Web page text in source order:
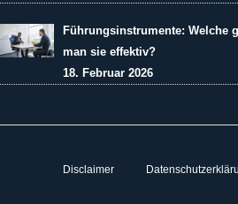
Führungsinstrumente: Welche
man sie effektiv?
18. Februar 2026
Disclaimer